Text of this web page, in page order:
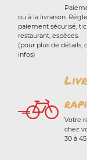
ou à la livraison.
paiement sécurisé,
restaurant, espèces.
(pour plus de détails,
infos)
Votre
chez
30 à